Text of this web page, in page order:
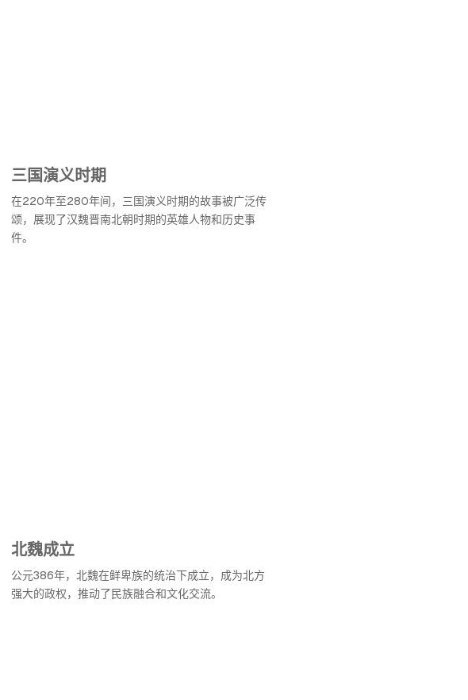
三国演义时期
在220年至280年间，三国演义时期的故事被广泛传
颂，展现了汉魏晋南北朝时期的英雄人物和历史事
件。
北魏成立
公元386年，北魏在鲜卑族的统治下成立，成为北方
强大的政权，推动了民族融合和文化交流。